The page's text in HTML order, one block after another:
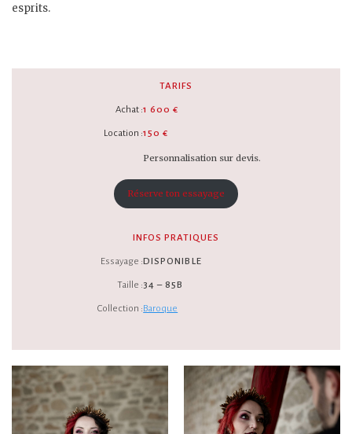
esprits.
TARIFS
Achat :
Location :
1 600 €
150 €
Personnalisation sur devis.
Réserve ton essayage
INFOS PRATIQUES
Essayage :
Taille :
Collection :
DISPONIBLE
34 – 85B
Baroque